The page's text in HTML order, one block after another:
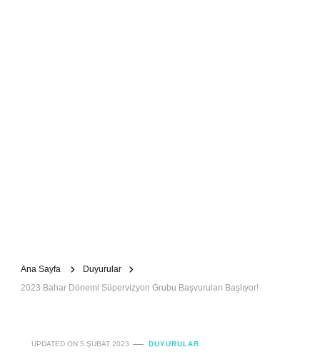
Ana Sayfa
Duyurular
2023 Bahar Dönemi Süpervizyon Grubu Başvuruları Başlıyor!
UPDATED ON 5 ŞUBAT 2023 DUYURULAR